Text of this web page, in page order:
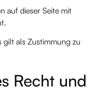
auf dieser Seite mit
gilt als Zustimmung zu
Recht und